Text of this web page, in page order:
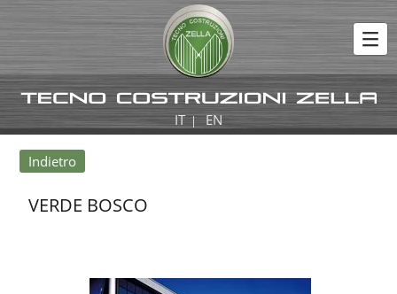
IT| EN
Indietro
VERDE BOSCO